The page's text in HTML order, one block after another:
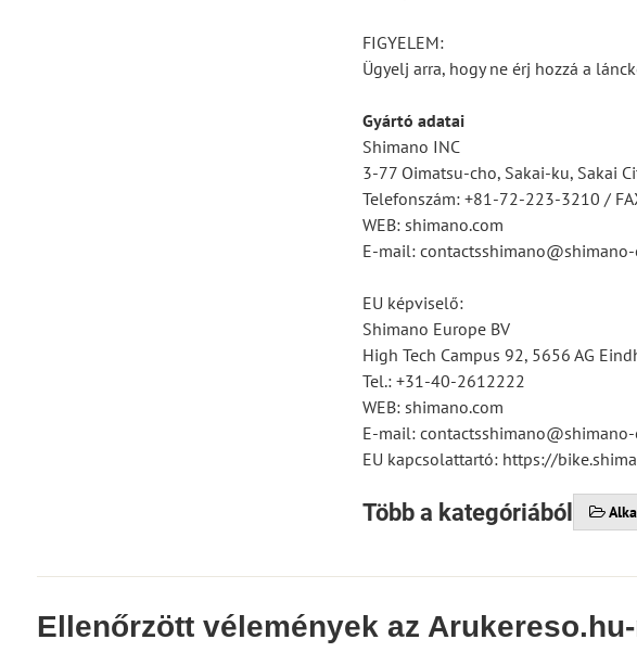
FIGYELEM:
Ügyelj arra, hogy ne érj hozzá a
Gyártó adatai
Shimano INC
3-77 Oimatsu-cho, Sakai-ku, Sakai
Telefonszám: +81-72-223-3210 /
WEB: shimano.com
E-mail: contactsshimano@shimano-
EU képviselő:
Shimano Europe BV
High Tech Campus 92, 5656 AG
Tel.: +31-40-2612222
WEB: shimano.com
E-mail: contactsshimano@shimano-
EU kapcsolattartó: https://
Több a kategóriából
Ellenőrzött vélemények az